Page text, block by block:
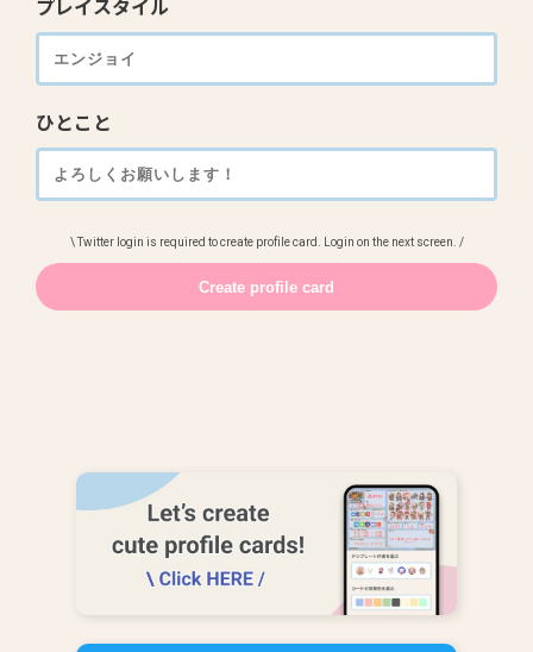
プレイスタイル
ひとこと
\ Twitter login is required to create profile card. Login on the next screen. /